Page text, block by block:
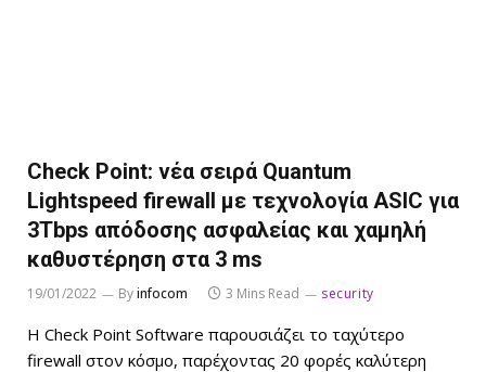
Check Point: νέα σειρά Quantum
Lightspeed firewall με τεχνολογία ASIC για
3Tbps απόδοσης ασφαλείας και χαμηλή
καθυστέρηση στα 3 ms
19/01/2022 Byinfocom 3 Mins Read security
Η Check Point Software παρουσιάζει το ταχύτερο
firewall στον κόσμο, παρέχοντας 20 φορές καλύτερη